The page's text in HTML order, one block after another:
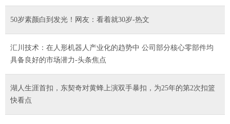
50岁素颜白到发光！网友：看着就30岁-热文
汇川技术：在人形机器人产业化的趋势中 公司部分核心零部件均
具备良好的市场潜力-头条焦点
湖人生涯首扣，东契奇对黄蜂上演双手暴扣，为25年的第2次扣篮
快看点